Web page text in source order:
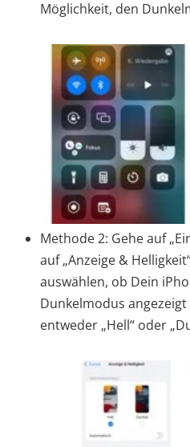
Möglichkeit, den
Methode 2: Gehe auf
auf „Anzeige &
auswählen, ob Dein
Dunkelmodus
entweder „Hell“ oder